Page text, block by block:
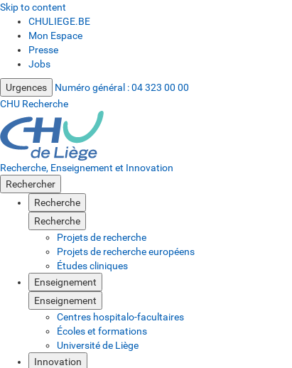
Skip to content
CHULIEGE.BE
Mon Espace
Presse
Jobs
Urgences Numéro général :04 323 00 00
CHU Recherche
Recherche, Enseignement et Innovation
Rechercher
Recherche
Recherche
Projets de recherche
Projets de recherche européens
Études cliniques
Enseignement
Enseignement
Centres hospitalo-facultaires
Écoles et formations
Université de Liège
Innovation